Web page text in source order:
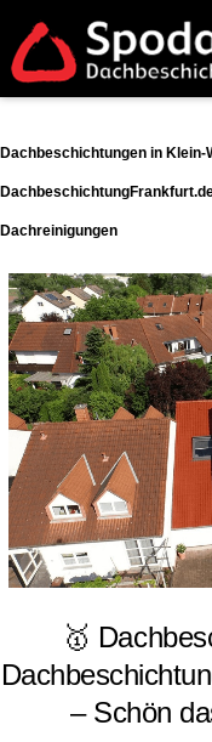
Dachbeschichtungen in Klein-
Dachreinigungen
🥇
– Schön